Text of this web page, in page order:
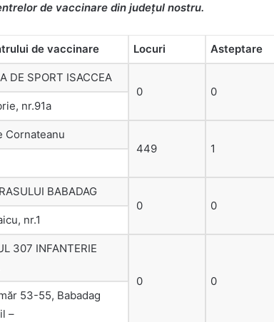
de vaccinare din judeţul nostru.
de vaccinare Locuri Asteptare
DE SPORT ISACCEA
0
0
nr.91a
Cornateanu
449
1
BABADAG
0
0
nr.1
307 INFANTERIE
0
0
53-55, Babadag
–